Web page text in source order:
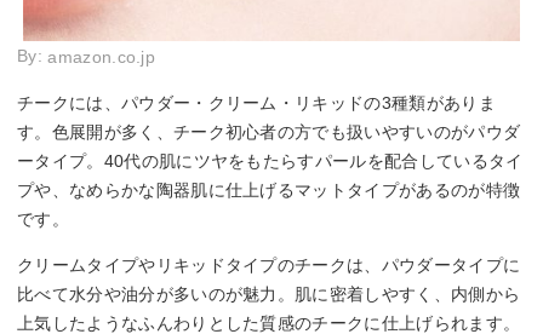
By:amazon.co.jp
チークには、パウダー・クリーム・リキッドの3種類がありま
す。色展開が多く、チーク初心者の方でも扱いやすいのがパウダ
ータイプ。40代の肌にツヤをもたらすパールを配合しているタイ
プや、なめらかな陶器肌に仕上げるマットタイプがあるのが特徴
です。
クリームタイプやリキッドタイプのチークは、パウダータイプに
比べて水分や油分が多いのが魅力。肌に密着しやすく、内側から
上気したようなふんわりとした質感のチークに仕上げられます。